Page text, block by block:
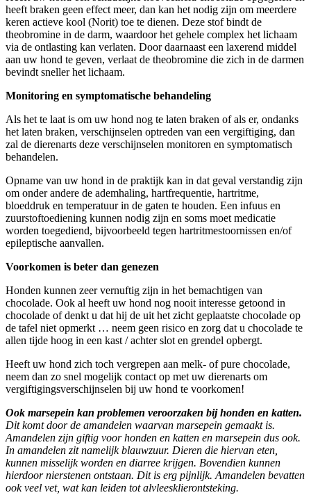
heeft braken geen effect meer, dan kan het nodig zijn om meerdere
keren actieve kool (Norit) toe te dienen. Deze stof bindt de
theobromine in de darm, waardoor het gehele complex het lichaam
via de ontlasting kan verlaten. Door daarnaast een laxerend middel
aan uw hond te geven, verlaat de theobromine die zich in de darmen
bevindt sneller het lichaam.
Monitoring en symptomatische behandeling
Als het te laat is om uw hond nog te laten braken of als er, ondanks
het laten braken, verschijnselen optreden van een vergiftiging, dan
zal de dierenarts deze verschijnselen monitoren en symptomatisch
behandelen.
Opname van uw hond in de praktijk kan in dat geval verstandig zijn
om onder andere de ademhaling, hartfrequentie, hartritme,
bloeddruk en temperatuur in de gaten te houden. Een infuus en
zuurstoftoediening kunnen nodig zijn en soms moet medicatie
worden toegediend, bijvoorbeeld tegen hartritmestoornissen en/of
epileptische aanvallen.
Voorkomen is beter dan genezen
Honden kunnen zeer vernuftig zijn in het bemachtigen van
chocolade. Ook al heeft uw hond nog nooit interesse getoond in
chocolade of denkt u dat hij de uit het zicht geplaatste chocolade op
de tafel niet opmerkt … neem geen risico en zorg dat u chocolade te
allen tijde hoog in een kast / achter slot en grendel opbergt.
Heeft uw hond zich toch vergrepen aan melk- of pure chocolade,
neem dan zo snel mogelijk contact op met uw dierenarts om
vergiftigingsverschijnselen bij uw hond te voorkomen!
Ook marsepein kan problemen veroorzaken bij honden en katten.
Dit komt door de amandelen waarvan marsepein gemaakt is.
Amandelen zijn giftig voor honden en katten en marsepein dus ook.
In amandelen zit namelijk blauwzuur. Dieren die hiervan eten,
kunnen misselijk worden en diarree krijgen. Bovendien kunnen
hierdoor nierstenen ontstaan. Dit is erg pijnlijk. Amandelen bevatten
ook veel vet, wat kan leiden tot alvleesklierontsteking.